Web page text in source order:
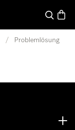
Suche
/ Problemlösung